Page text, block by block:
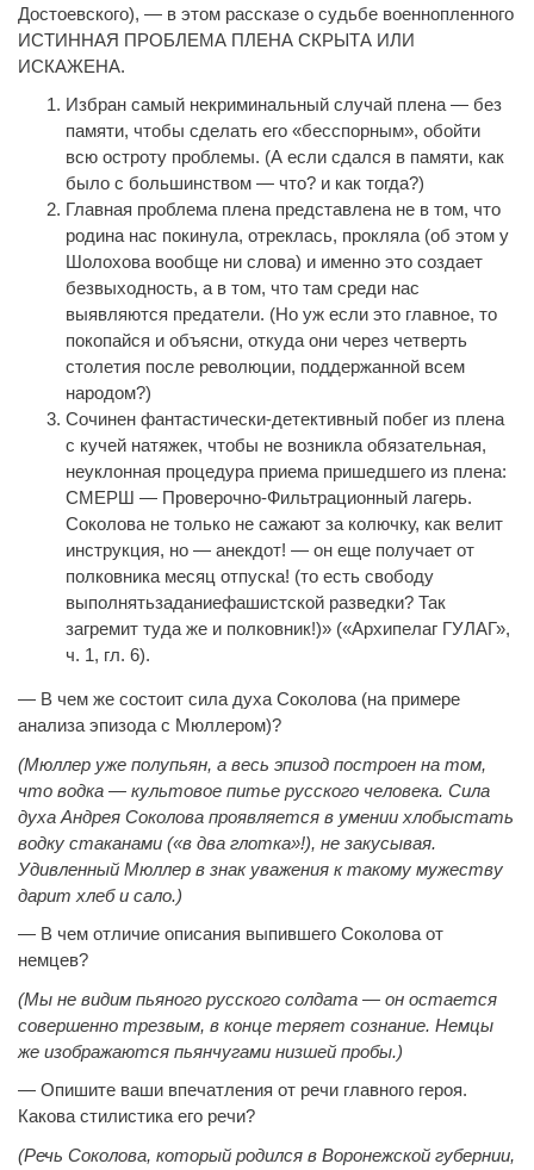
Достоевского), — в этом рассказе о судьбе военнопленного
ИСТИННАЯ ПРОБЛЕМА ПЛЕНА СКРЫТА ИЛИ
ИСКАЖЕНА.
Избран самый некриминальный случай плена — без
памяти, чтобы сделать его «бесспорным», обойти
всю остроту проблемы. (А если сдался в памяти, как
было с большинством — что? и как тогда?)
Главная проблема плена представлена не в том, что
родина нас покинула, отреклась, прокляла (об этом у
Шолохова вообще ни слова) и именно это создает
безвыходность, а в том, что там среди нас
выявляются предатели. (Но уж если это главное, то
покопайся и объясни, откуда они через четверть
столетия после революции, поддержанной всем
народом?)
Сочинен фантастически-детективный побег из плена
с кучей натяжек, чтобы не возникла обязательная,
неуклонная процедура приема пришедшего из плена:
СМЕРШ — Проверочно-Фильтрационный лагерь.
Соколова не только не сажают за колючку, как велит
инструкция, но — анекдот! — он еще получает от
полковника месяц отпуска! (то есть свободу
выполнятьзаданиефашистской разведки? Так
загремит туда же и полковник!)» («Архипелаг ГУЛАГ»,
ч. 1, гл. 6).
— В чем же состоит сила духа Соколова (на примере
анализа эпизода с Мюллером)?
(Мюллер уже полупьян, а весь эпизод построен на том,
что водка — культовое питье русского человека. Сила
духа Андрея Соколова проявляется в умении хлобыстать
водку стаканами («в два глотка»!), не закусывая.
Удивленный Мюллер в знак уважения к такому мужеству
дарит хлеб и сало.)
— В чем отличие описания выпившего Соколова от
немцев?
(Мы не видим пьяного русского солдата — он остается
совершенно трезвым, в конце теряет сознание. Немцы
же изображаются пьянчугами низшей пробы.)
— Опишите ваши впечатления от речи главного героя.
Какова стилистика его речи?
(Речь Соколова, который родился в Воронежской губернии,